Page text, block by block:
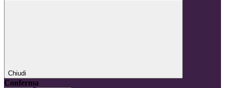
Chiudi
Conferma